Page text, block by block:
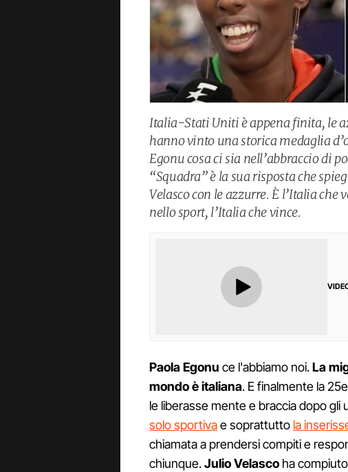
Italia-Stati Uniti è appena finita, le
hanno vinto una storica medaglia
Egonu cosa ci sia nell’abbraccio di
“Squadra” è la sua risposta che
Velasco con le azzurre. È l’Italia che
nello sport, l’Italia che vince.
Paola Egonu ce l'abbiamo noi.La
mondo è italiana. E finalmente la
le liberasse mente e braccia dopo gli
solo sportivae soprattutto la
chiamata a prendersi compiti e
chiunque.Julio Velasco ha